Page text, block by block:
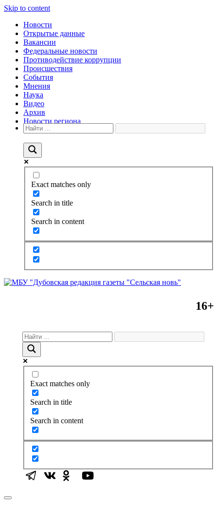
Skip to content
Новости
Открытые данные
Вакансии
Федеральные новости
Противодействие коррупции
Происшествия
События
Мнения
Наука
Видео
Архив
Новости региона
Exact matches only
Search in title
Search in content
16+
Exact matches only
Search in title
Search in content